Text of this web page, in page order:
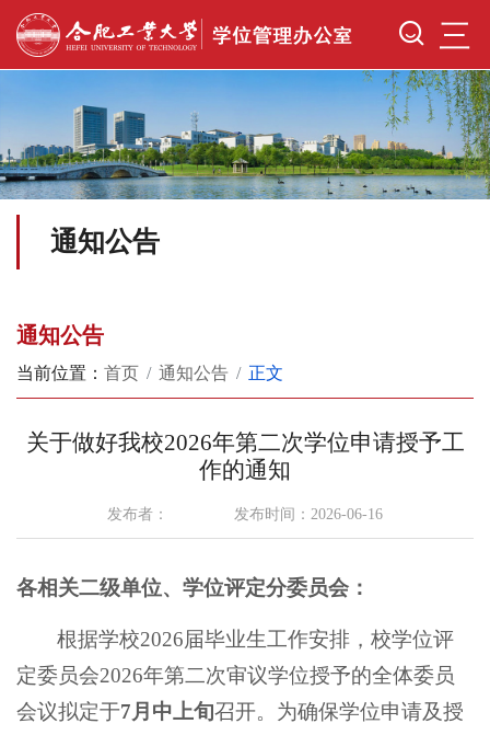
三
通知公告
通知公告
当前位置： 首页 通知公告 正文
关于做好我校2026年第二次学位申请授予工
作的通知
发布者： 发布时间：2026-06-16
各相关二级单位、学位评定分委员会：
根据学校2026届毕业生工作安排，校学位评
定委员会2026年第二次审议学位授予的全体委员
会议拟定于7月中上旬召开。为确保学位申请及授